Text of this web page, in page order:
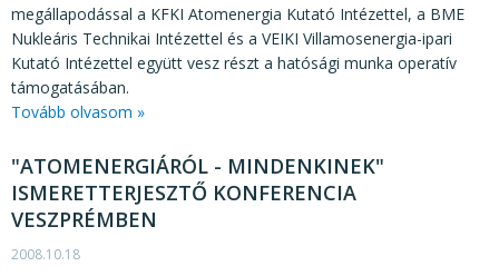
megállapodással a KFKI Atomenergia Kutató Intézettel, a BME
Nukleáris Technikai Intézettel és a VEIKI Villamosenergia-ipari
Kutató Intézettel együtt vesz részt a hatósági munka operatív
támogatásában.
Tovább olvasom »
"ATOMENERGIÁRÓL - MINDENKINEK"
ISMERETTERJESZTŐ KONFERENCIA
VESZPRÉMBEN
2008.10.18